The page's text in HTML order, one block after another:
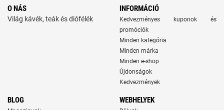
O NÁS
Világ kávék, teák és diófélék
INFORMÁCIÓ
Kedvezményes kuponok és
promóciók
Minden kategória
Minden márka
Minden e-shop
Újdonságok
Kedvezmények
BLOG WEBHELYEK